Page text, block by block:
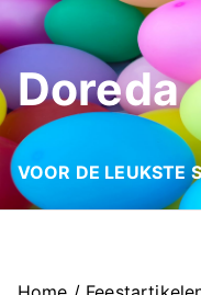
Ga
naar
de
inhoud
Doreda
VOOR DE LEUKSTE